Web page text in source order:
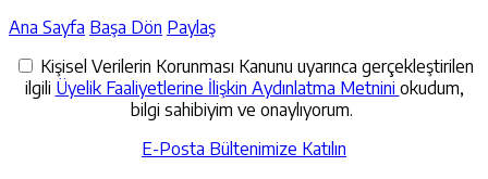
Ana Sayfa Başa Dön Paylaş
Kişisel Verilerin Korunması Kanunu uyarınca gerçekleştirilen
ilgili Üyelik Faaliyetlerine İlişkin Aydınlatma Metnini okudum,
bilgi sahibiyim ve onaylıyorum.
E-Posta Bültenimize Katılın